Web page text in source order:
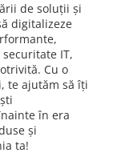
de soluții și
digitalizeze
IT,
Cu o
te ajutăm să îți
în era
și
ta!